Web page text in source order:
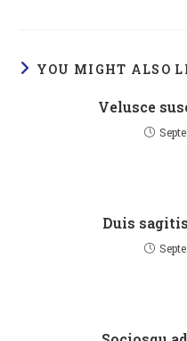
YOU MIGHT ALSO
Velusce
Duis